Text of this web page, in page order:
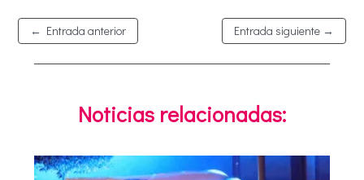
← Entrada anterior Entrada siguiente →
Noticias relacionadas: